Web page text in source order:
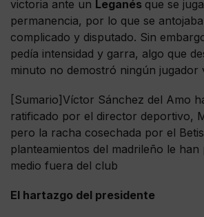
victoria ante un Leganés que se
permanencia, por lo que se
complicado y disputado. Sin
pedía intensidad y garra, algo que
minuto no demostró ningún jugador
[Sumario]Víctor Sánchez del Amo
ratificado por el director deportivo,
pero la racha cosechada por el
planteamientos del madrileño le
medio fuera del club
El hartazgo del presidente